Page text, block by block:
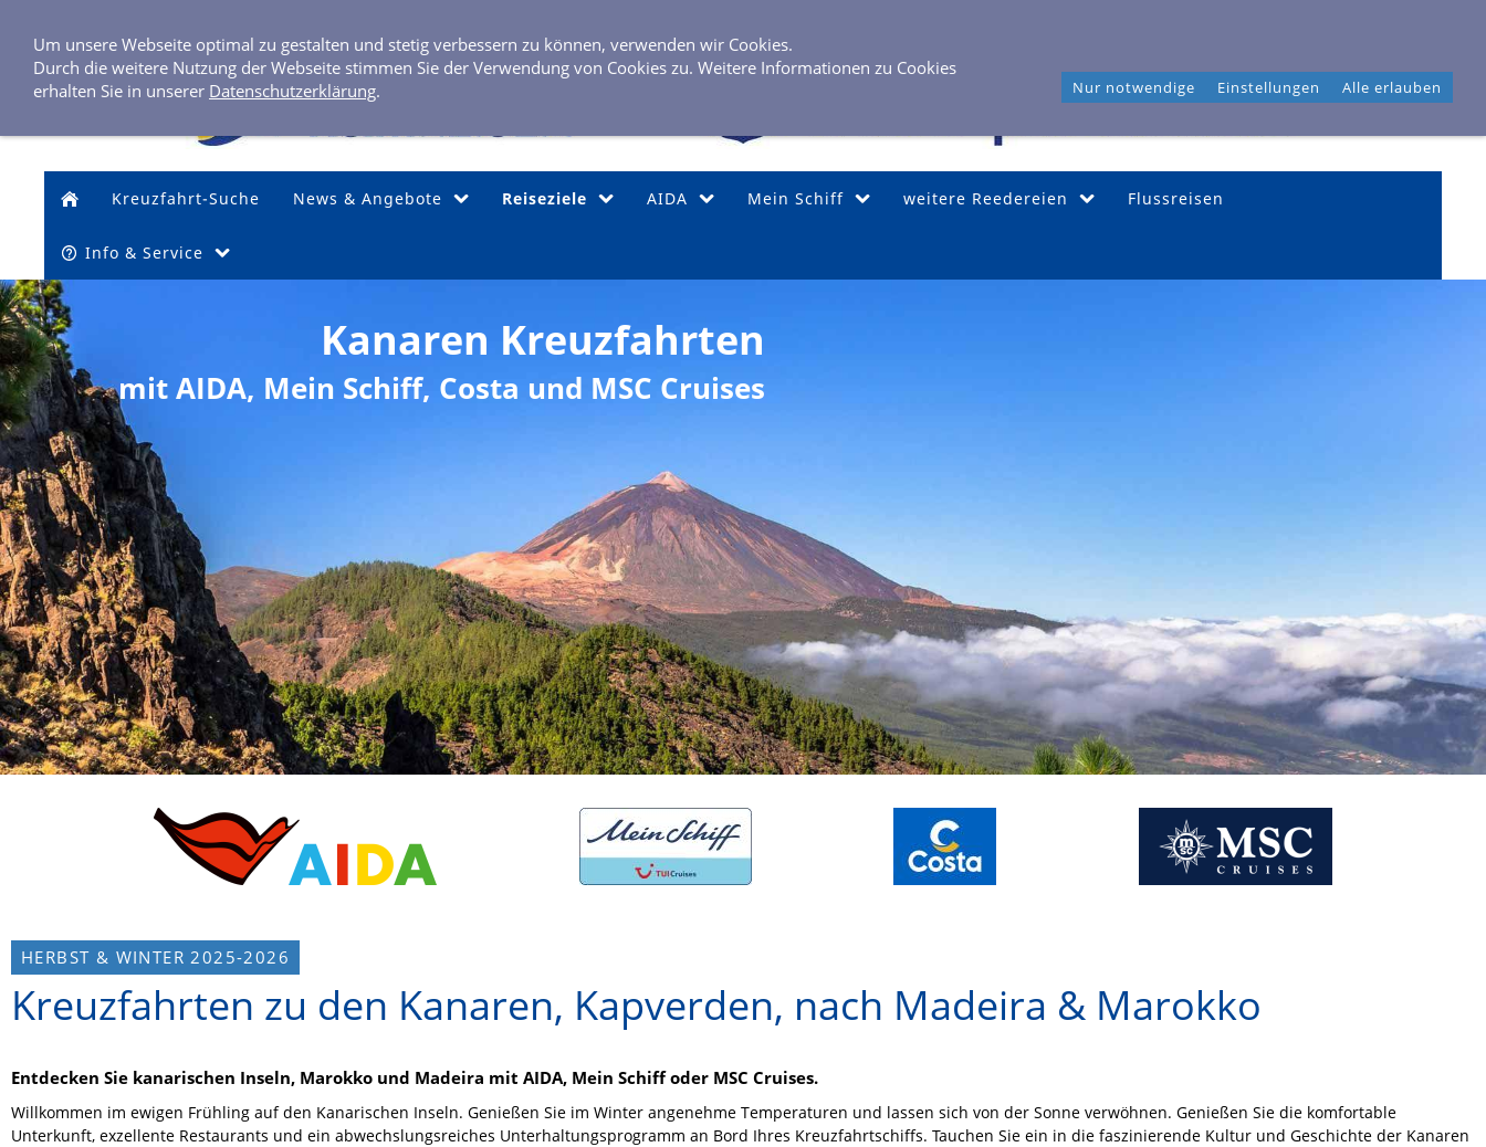
Kreuzfahrt-Suche News & Angebote Reiseziele AIDA Mein Schiff weitere Reedereien Flussreisen
Info & Service
Kanaren Kreuzfahrten
mit AIDA, Mein Schiff, Costa und MSC Cruises
HERBST & WINTER 2025-2026
Kreuzfahrten zu den Kanaren, Kapverden, nach Madeira & Marokko
Entdecken Sie kanarischen Inseln, Marokko und Madeira mit AIDA, Mein Schiff oder MSC Cruises.
Willkommen im ewigen Frühling auf den Kanarischen Inseln. Genießen Sie im Winter angenehme Temperaturen und lassen sich von der Sonne verwöhnen. Genießen Sie die komfortable
Unterkunft, exzellente Restaurants und ein abwechslungsreiches Unterhaltungsprogramm an Bord Ihres Kreuzfahrtschiffs. Tauchen Sie ein in die faszinierende Kultur und Geschichte der Kanaren
Um unsere Webseite optimal zu gestalten und stetig verbessern zu können, verwenden wir Cookies.
Durch die weitere Nutzung der Webseite stimmen Sie der Verwendung von Cookies zu. Weitere Informationen zu Cookies
erhalten Sie in unserer Datenschutzerklärung. Nur notwendige Einstellungen Alle erlauben